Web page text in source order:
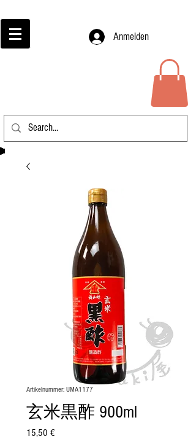
Anmelden
Artikelnummer: UMA1177
玄米黒酢 900ml
15,50 €Preis